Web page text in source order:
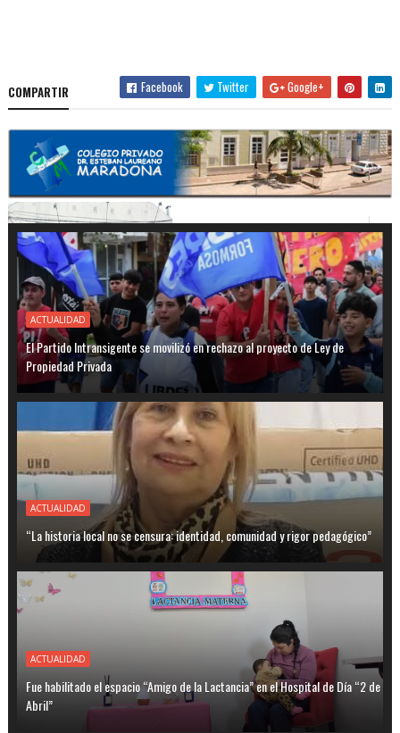
COMPARTIR Facebook Twitter Google+
ACTUALIDAD
El Partido Intransigente se movilizó en rechazo al proyecto de Ley de
Propiedad Privada
ACTUALIDAD
“La historia local no se censura: identidad, comunidad y rigor pedagógico”
ACTUALIDAD
Fue habilitado el espacio “Amigo de la Lactancia” en el Hospital de Día “2 de
Abril”